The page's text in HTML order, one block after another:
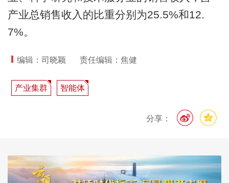
产业总销售收入的比重分别为25.5%和12.
7%。
编辑：司晓颖 责任编辑：焦健
产业集群 智能体
分享：